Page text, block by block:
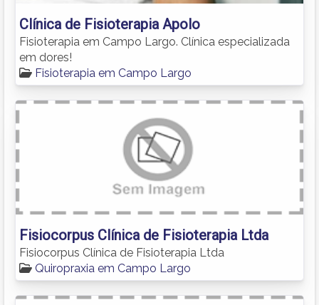
Clínica de Fisioterapia Apolo
Fisioterapia em Campo Largo. Clínica especializada
em dores!
Fisioterapia em Campo Largo
Fisiocorpus Clínica de Fisioterapia Ltda
Fisiocorpus Clínica de Fisioterapia Ltda
Quiropraxia em Campo Largo